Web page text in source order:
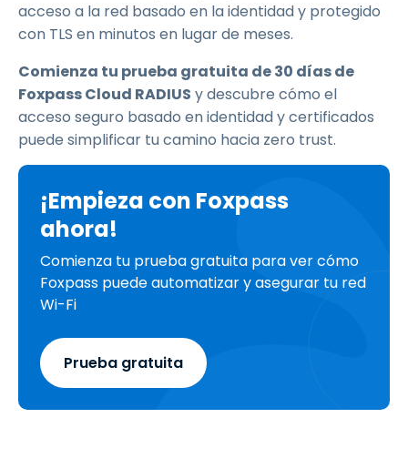
acceso a la red basado en la identidad y protegido
con TLS en minutos en lugar de meses.
Comienza tu prueba gratuita de 30 días de
Foxpass Cloud RADIUS y descubre cómo el
acceso seguro basado en identidad y certificados
puede simplificar tu camino hacia zero trust.
¡Empieza con Foxpass
ahora!
Comienza tu prueba gratuita para ver cómo
Foxpass puede automatizar y asegurar tu red
Wi-Fi
Prueba gratuita